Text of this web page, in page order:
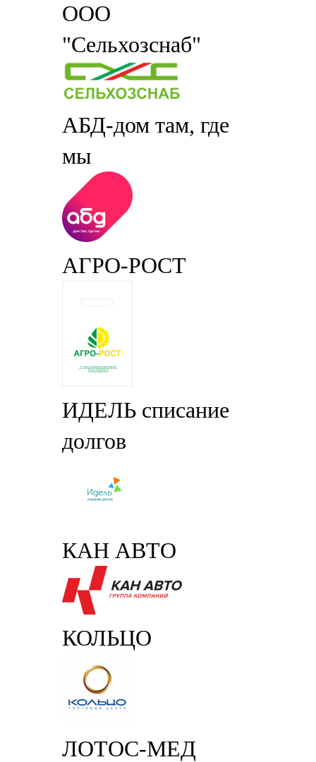
ООО
"Сельхозснаб"
АБД-дом там, где
мы
АГРО-РОСТ
ИДЕЛЬ списание
долгов
КАН АВТО
КОЛЬЦО
ЛОТОС-МЕД